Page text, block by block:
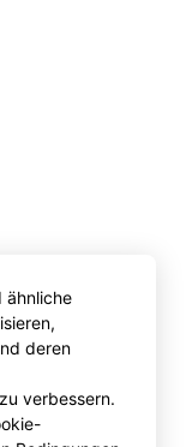
ähnliche
deren
verbessern.